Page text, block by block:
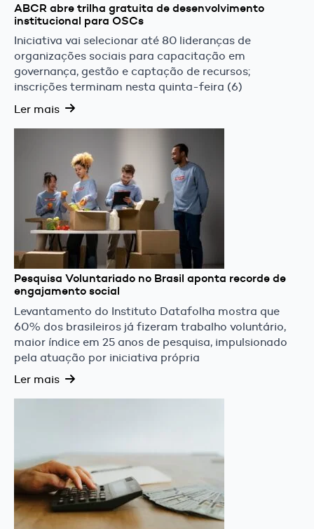
ABCR abre trilha gratuita de desenvolvimento
institucional para OSCs
Iniciativa vai selecionar até 80 lideranças de
organizações sociais para capacitação em
governança, gestão e captação de recursos;
inscrições terminam nesta quinta-feira (6)
Ler mais
Pesquisa Voluntariado no Brasil aponta recorde de
engajamento social
Levantamento do Instituto Datafolha mostra que
60% dos brasileiros já fizeram trabalho voluntário,
maior índice em 25 anos de pesquisa, impulsionado
pela atuação por iniciativa própria
Ler mais